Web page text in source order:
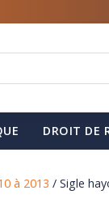
DROIT DE
à 2013 / Sigle